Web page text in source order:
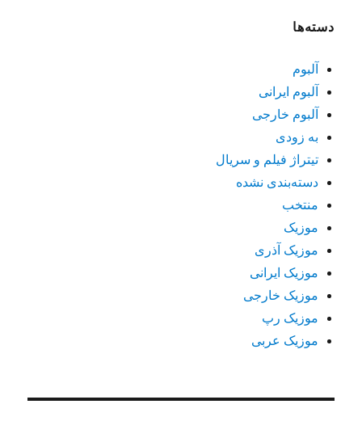
دسته‌ها
آلبوم
آلبوم ایرانی
آلبوم خارجی
به زودی
تیتراژ فیلم و سریال
دسته‌بندی نشده
منتخب
موزیک
موزیک آذری
موزیک ایرانی
موزیک خارجی
موزیک رپ
موزیک عربی